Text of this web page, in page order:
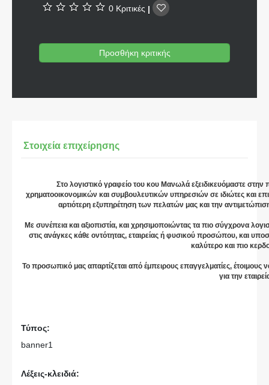
0 Κριτικές |
Προσθήκη κριτικής
Στοιχεία επιχείρησης
Στο λογιστικό γραφείο του κου Μανωλά εξειδικευόμαστε
χρηματοοικονομικών και συμβουλευτικών υπηρεσιών σε ιδιώτες και
αρτιότερη εξυπηρέτηση των πελατών μας και την
Με συνέπεια και αξιοπιστία, και χρησιμοποιώντας τα πιο σύγχρονα
στις ανάγκες κάθε οντότητας, εταιρείας ή φυσικού προσώπου, και
καλύτερο και πιο
Το προσωπικό μας απαρτίζεται από έμπειρους επαγγελματίες,
για την
Τύπος:
banner1
Λέξεις-κλειδιά: